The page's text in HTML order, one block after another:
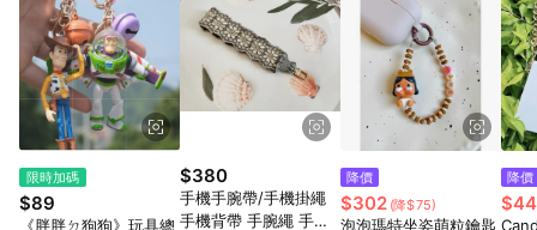
限時加碼
$89
《胖胖ㄉ狗狗》玩具總
$380
手機手腕帶/手機掛繩
手機背帶 手腕繩 手機
降價
$302 (降$75)
泡泡瑪特坐姿萌粒鑰匙
降價